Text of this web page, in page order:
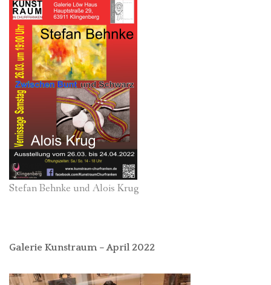
Stefan Behnke und Alois Krug
Galerie Kunstraum – April 2022